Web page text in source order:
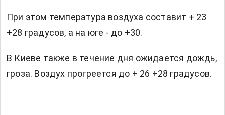
При этом температура воздуха составит + 23
+28 градусов, а на юге - до +30.
В Киеве также в течение дня ожидается дождь,
гроза. Воздух прогреется до + 26 +28 градусов.